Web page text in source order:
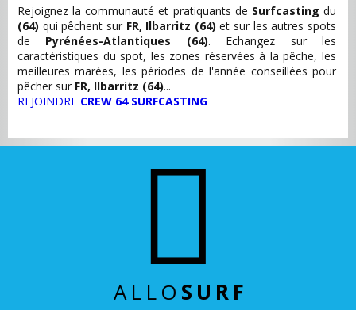
Rejoignez la communauté et pratiquants de Surfcasting du
(64) qui pêchent sur FR, Ilbarritz (64) et sur les autres spots
de Pyrénées-Atlantiques (64). Echangez sur les
caractèristiques du spot, les zones réservées à la pêche, les
meilleures marées, les périodes de l'année conseillées pour
pêcher sur FR, Ilbarritz (64)...
REJOINDRE CREW 64 SURFCASTING
ALLO SURF